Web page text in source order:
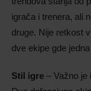
igrača i trenera, ali
druge. Nije retkost
dve ekipe gde
Stil igre – Važno je